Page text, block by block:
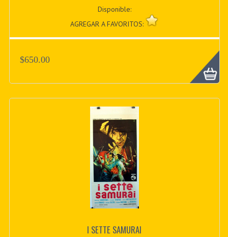
Disponible:
AGREGAR A FAVORITOS:
$650.00
I SETTE SAMURAI